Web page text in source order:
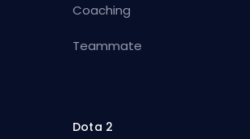
Coaching
Teammate
Dota 2